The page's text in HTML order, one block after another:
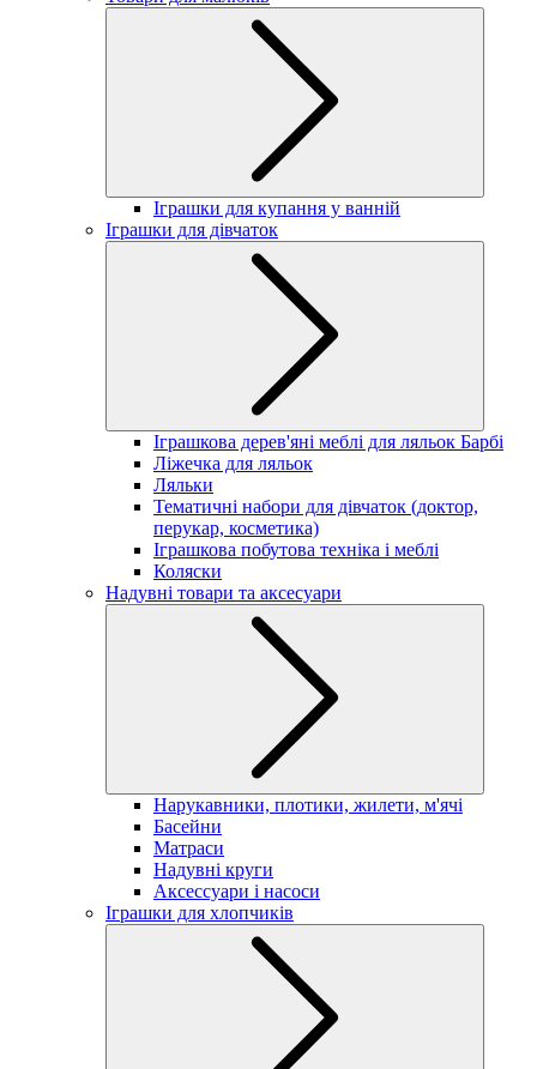
Іграшки для купання у ванній
Іграшки для дівчаток
Іграшкова дерев'яні меблі для ляльок Барбі
Ліжечка для ляльок
Ляльки
Тематичні набори для дівчаток (доктор,
перукар, косметика)
Іграшкова побутова техніка і меблі
Коляски
Надувні товари та аксесуари
Нарукавники, плотики, жилети, м'ячі
Басейни
Матраси
Надувні круги
Аксессуари і насоси
Іграшки для хлопчиків